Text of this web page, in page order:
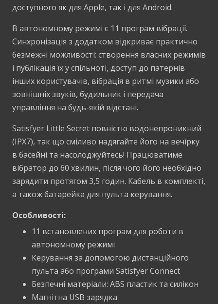
доступного як для Apple, так і для Android.
В автономному режимі є 11 програм вібрації.
Синхронізація з додатком відкриває практично
безмежні можливості: створення власних режимів
і публікація їх у спільноті, доступ до патернів
інших користувачів, вібрація в ритмі музики або
зовнішніх звуків, будильник і передача
управління на будь-якій відстані.
Satisfyer Little Secret повністю водонепроникний
(IPX7), так що сміливо надягайте його на вечірку
в басейні та насолоджуйтесь! Працюватиме
вібратор до 60 хвилин, після чого його необхідно
зарядити протягом 3,5 годин. Кабель в комплекті,
а також батарейка для пульта керування.
Особливості:
11 встановлених програм для роботи в
автономному режимі
Керування за допомогою дистанційного
пульта або програми Satisfyer Connect
Безпечні матеріали: ABS пластик та силікон
Магнітна USB зарядка